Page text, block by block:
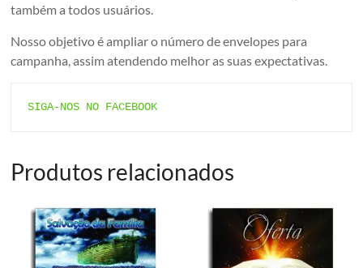
também a todos usuários.
Nosso objetivo é ampliar o número de envelopes para
campanha, assim atendendo melhor as suas expectativas.
SIGA-NOS NO FACEBOOK
Produtos relacionados